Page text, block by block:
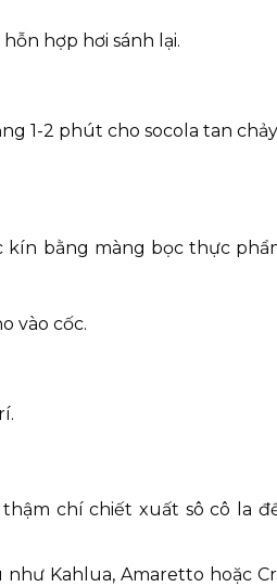
hợp hơi sánh lại.
1-2 phút cho socola tan
kín bằng màng bọc thực
vào cốc.
chí chiết xuất sô cô la
Kahlua, Amaretto hoặc